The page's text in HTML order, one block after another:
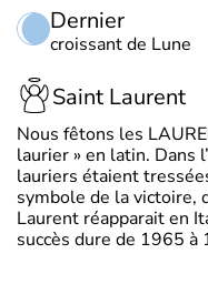
Dernier
croissant de Lune
Saint Laurent
Nous fêtons les
laurier » en latin. Dans
lauriers étaient
symbole de la victoire,
Laurent réapparait en
succès dure de 1965